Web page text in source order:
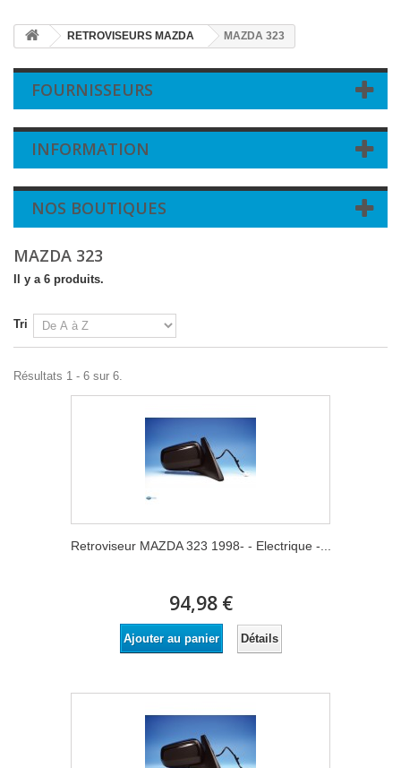
RETROVISEURS MAZDA MAZDA 323
FOURNISSEURS
INFORMATION
NOS BOUTIQUES
MAZDA 323
Il y a 6 produits.
Tri
Résultats 1 - 6 sur 6.
Retroviseur MAZDA 323 1998- - Electrique -...
94,98 €
Ajouter au panier Détails